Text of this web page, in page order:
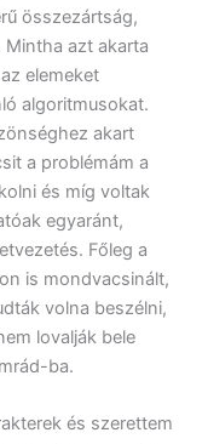
összezártság,
azt akarta
elemeket
algoritmusokat.
akart
a problémám a
és míg voltak
egyaránt,
Főleg a
is mondvacsinált,
volna beszélni,
lovalják bele
ba.
és szerettem